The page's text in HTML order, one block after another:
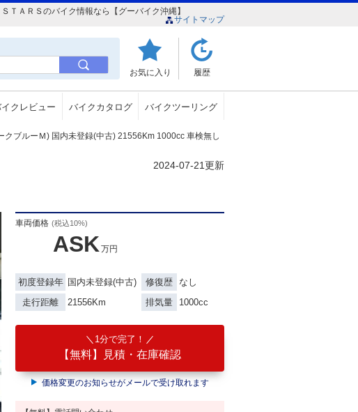
ＡＲＳのバイク情報なら【グーバイク沖縄】
サイトマップ
お気に入り 履歴
クレビュー バイクカタログ バイクツーリング
クブルーＭ) 国内未登録(中古) 21556Km 1000cc 車検無し
2024-07-21更新
車両価格 (税込10%)
ASK 万円
初度登録年 国内未登録(中古) 修復歴
なし
走行距離
21556Km 排気量 1000cc
1分で完了！
【無料】見積・在庫確認
価格変更のお知らせがメールで受け取れます